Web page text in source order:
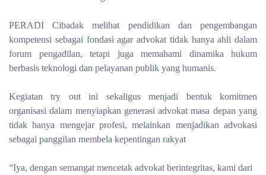
PERADI Cibadak melihat pendidikan dan pengembangan
kompetensi sebagai fondasi agar advokat tidak hanya ahli dalam
forum pengadilan, tetapi juga memahami dinamika hukum
berbasis teknologi dan pelayanan publik yang humanis.
Kegiatan try out ini sekaligus menjadi bentuk komitmen
organisasi dalam menyiapkan generasi advokat masa depan yang
tidak hanya mengejar profesi, melainkan menjadikan advokasi
sebagai panggilan membela kepentingan rakyat
“Iya, dengan semangat mencetak advokat berintegritas, kami dari